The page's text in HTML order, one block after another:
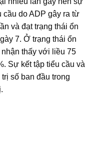
cầu do ADP gây ra từ
và đạt trạng thái ổn
7. Ở trạng thái ổn
thấy với liều 75
Sự kết tập tiểu cầu và
số ban đầu trong